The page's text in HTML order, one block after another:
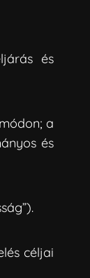
és
a
és
céljai